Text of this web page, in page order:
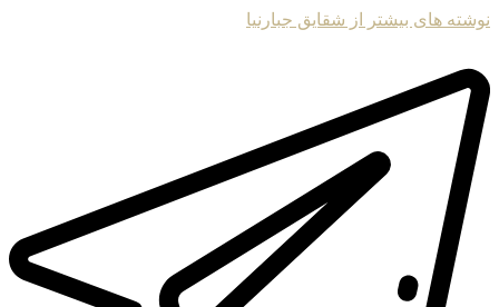
نوشته های بیشتر از شقایق جبارنیا